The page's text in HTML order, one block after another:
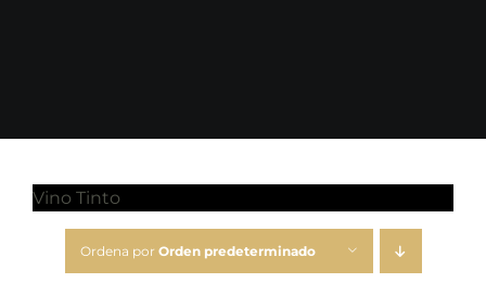
Vino Tinto
Ordena por Orden predeterminado